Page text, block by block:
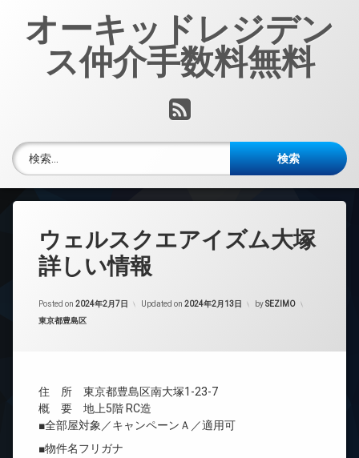
オーキッドレジデン
ス仲介手数料無料
RSS
検索:
ウェルスクエアイズム大塚
詳しい情報
Posted on 2024年2月7日 Updated on 2024年2月13日 bySEZIMO
カテゴリー:
東京都豊島区
住 所 東京都豊島区南大塚1-23-7
概 要 地上5階 RC造
■全部屋対象／キャンペーンＡ／適用可
■物件名フリガナ